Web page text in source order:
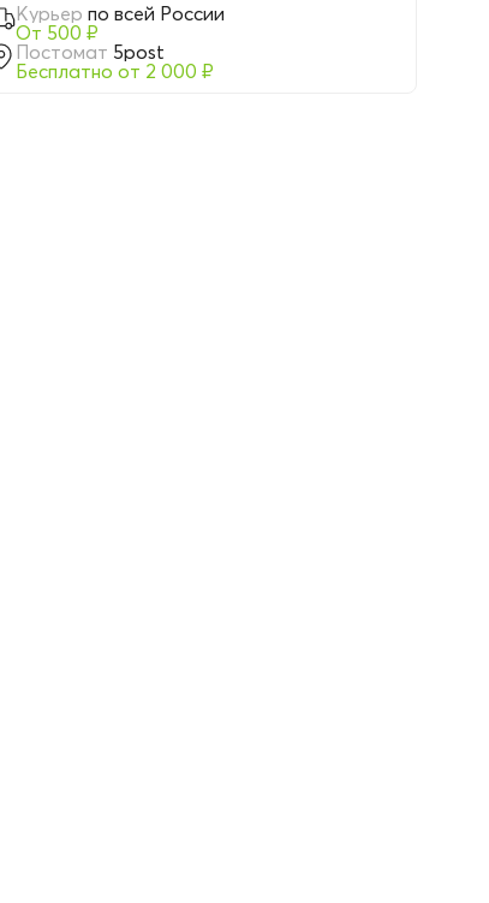
Курьер по всей России
От 500 ₽
Постомат 5post
Бесплатно от 2 000 ₽